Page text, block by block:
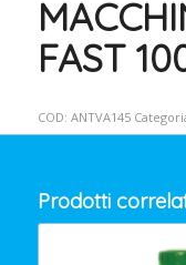
FAST
COD: ANTVA145
Prodotti